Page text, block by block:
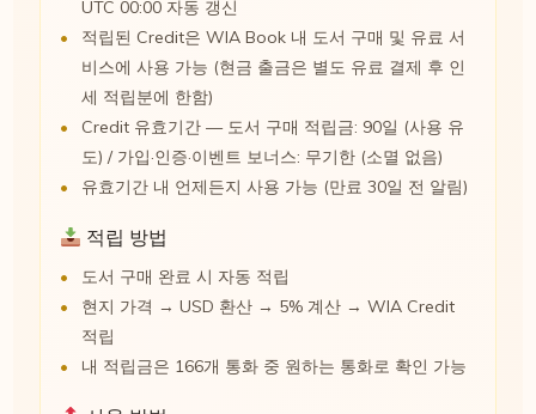
UTC 00:00 자동 갱신
적립된 Credit은 WIA Book 내 도서 구매 및 유료 서
비스에 사용 가능 (현금 출금은 별도 유료 결제 후 인
세 적립분에 한함)
Credit 유효기간 — 도서 구매 적립금: 90일 (사용 유
도) / 가입·인증·이벤트 보너스: 무기한 (소멸 없음)
유효기간 내 언제든지 사용 가능 (만료 30일 전 알림)
적립 방법
도서 구매 완료 시 자동 적립
현지 가격 → USD 환산 → 5% 계산 → WIA Credit
적립
내 적립금은 166개 통화 중 원하는 통화로 확인 가능